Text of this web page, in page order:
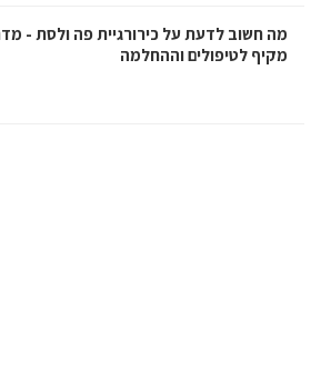
מה חשוב לדעת על כירורגיית פה ולסת -
מקיף לטיפולים וההחלמה